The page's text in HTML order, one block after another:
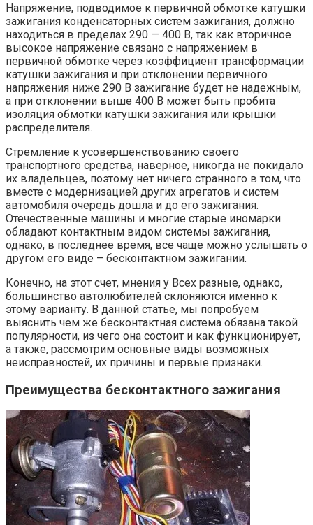
Напряжение, подводимое к первичной обмотке катушки
зажигания конденсаторных систем зажигания, должно
находиться в пределах 290 — 400 В, так как вторичное
высокое напряжение связано с напряжением в
первичной обмотке через коэффициент трансформации
катушки зажигания и при отклонении первичного
напряжения ниже 290 В зажигание будет не надежным,
а при отклонении выше 400 В может быть пробита
изоляция обмотки катушки зажигания или крышки
распределителя.
Стремление к усовершенствованию своего
транспортного средства, наверное, никогда не покидало
их владельцев, поэтому нет ничего странного в том, что
вместе с модернизацией других агрегатов и систем
автомобиля очередь дошла и до его зажигания.
Отечественные машины и многие старые иномарки
обладают контактным видом системы зажигания,
однако, в последнее время, все чаще можно услышать о
другом его виде – бесконтактном зажигании.
Конечно, на этот счет, мнения у Всех разные, однако,
большинство автолюбителей склоняются именно к
этому варианту. В данной статье, мы попробуем
выяснить чем же бесконтактная система обязана такой
популярности, из чего она состоит и как функционирует,
а также, рассмотрим основные виды возможных
неисправностей, их причины и первые признаки.
Преимущества бесконтактного зажигания